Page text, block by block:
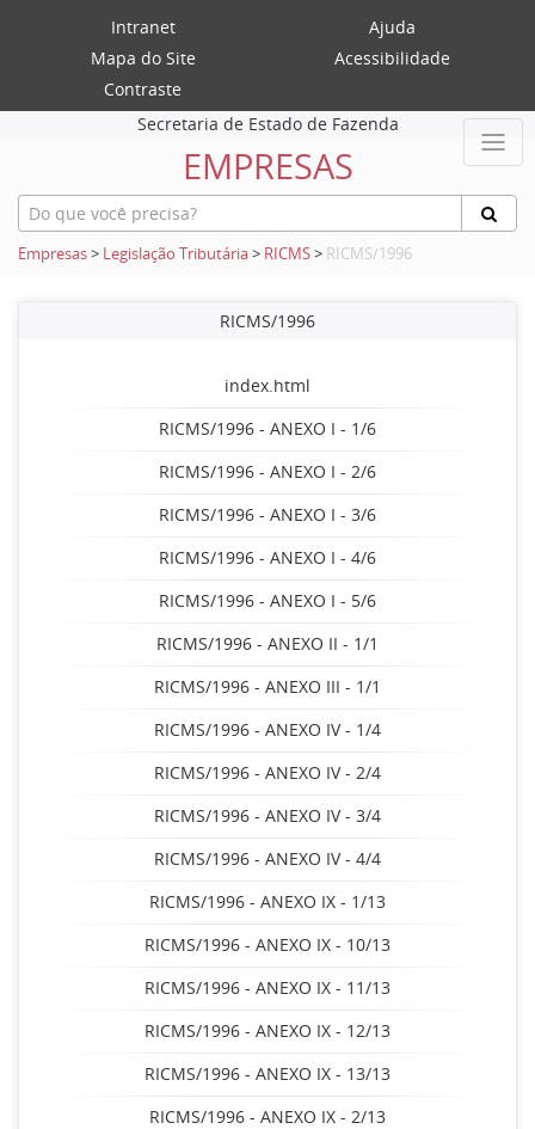
Intranet
Ajuda
Mapa do Site
Acessibilidade
Contraste
Secretaria de Estado de Fazenda
EMPRESAS
Empresas> Legislação Tributária> RICMS> RICMS/1996
RICMS/1996
index.html
RICMS/1996 - ANEXO I - 1/6
RICMS/1996 - ANEXO I - 2/6
RICMS/1996 - ANEXO I - 3/6
RICMS/1996 - ANEXO I - 4/6
RICMS/1996 - ANEXO I - 5/6
RICMS/1996 - ANEXO II - 1/1
RICMS/1996 - ANEXO III - 1/1
RICMS/1996 - ANEXO IV - 1/4
RICMS/1996 - ANEXO IV - 2/4
RICMS/1996 - ANEXO IV - 3/4
RICMS/1996 - ANEXO IV - 4/4
RICMS/1996 - ANEXO IX - 1/13
RICMS/1996 - ANEXO IX - 10/13
RICMS/1996 - ANEXO IX - 11/13
RICMS/1996 - ANEXO IX - 12/13
RICMS/1996 - ANEXO IX - 13/13
RICMS/1996 - ANEXO IX - 2/13